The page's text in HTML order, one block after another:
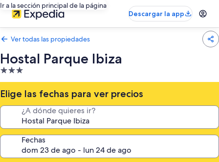
Ir a la sección principal de la página
Descargar la app
Ver todas las propiedades
Hostal Parque Ibiza
Propiedad
de
3.0
estrellas
Elige las fechas para ver precios
¿A dónde quieres ir?
Fechas